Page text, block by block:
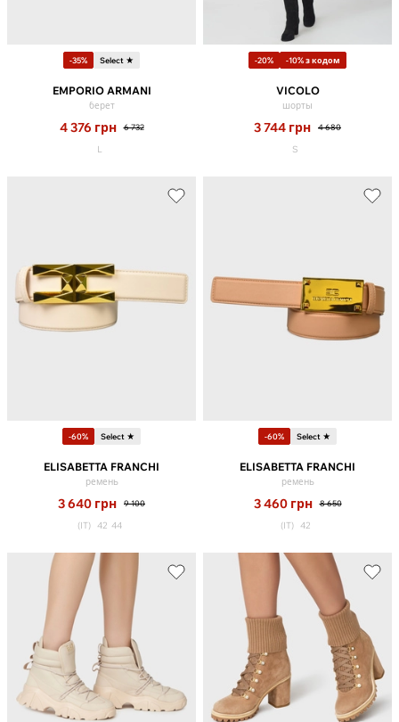
-35% Select ★
EMPORIO ARMANI
берет
4 376 грн 6 732
L
-20% -10% з кодом
VICOLO
шорты
3 744 грн 4 680
S
-60% Select ★
ELISABETTA FRANCHI
ремень
3 640 грн 9 100
(IT) 42 44
-60% Select ★
ELISABETTA FRANCHI
ремень
3 460 грн 8 650
(IT) 42